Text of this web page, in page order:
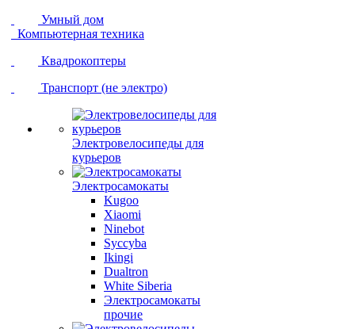
Умный дом
Компьютерная техника
Квадрокоптеры
Транспорт (не электро)
Электровелосипеды для
курьеров
Электросамокаты
Kugoo
Xiaomi
Ninebot
Syccyba
Ikingi
Dualtron
White Siberia
Электросамокаты
прочие